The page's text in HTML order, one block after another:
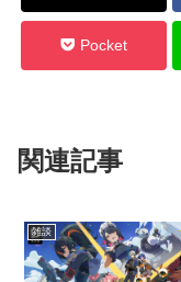
Pocket
関連記事
雑談